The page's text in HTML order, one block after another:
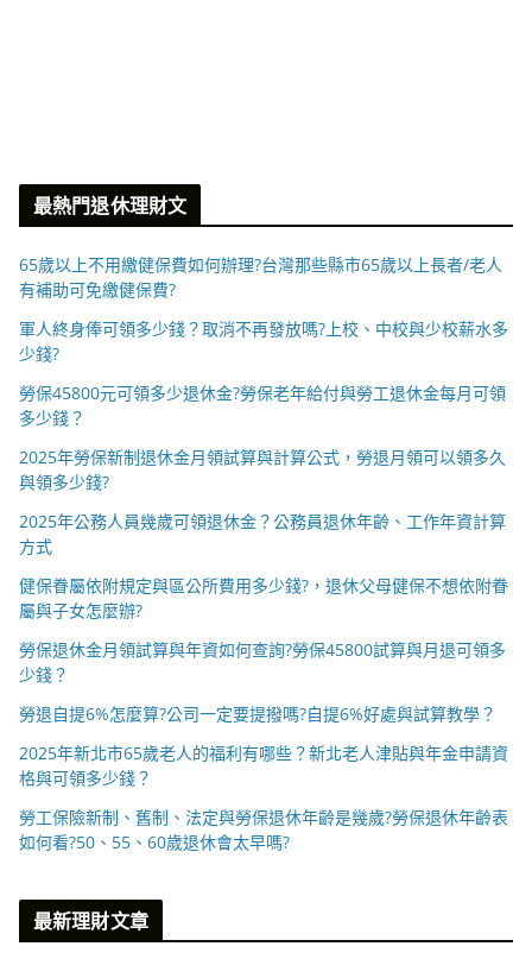
最熱門退休理財文
65歲以上不用繳健保費如何辦理?台灣那些縣市65歲以上長者/老人
有補助可免繳健保費?
軍人終身俸可領多少錢？取消不再發放嗎?上校、中校與少校薪水多
少錢?
勞保45800元可領多少退休金?勞保老年給付與勞工退休金每月可領
多少錢？
2025年勞保新制退休金月領試算與計算公式，勞退月領可以領多久
與領多少錢?
2025年公務人員幾歲可領退休金？公務員退休年齡、工作年資計算
方式
健保眷屬依附規定與區公所費用多少錢?，退休父母健保不想依附眷
屬與子女怎麼辦?
勞保退休金月領試算與年資如何查詢?勞保45800試算與月退可領多
少錢？
勞退自提6%怎麼算?公司一定要提撥嗎?自提6%好處與試算教學？
2025年新北市65歲老人的福利有哪些？新北老人津貼與年金申請資
格與可領多少錢？
勞工保險新制、舊制、法定與勞保退休年齡是幾歲?勞保退休年齡表
如何看?50、55、60歲退休會太早嗎?
最新理財文章